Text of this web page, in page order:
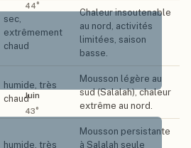
44°
Juin
43°
sec,
extrêmement
chaud
Chaleur insoutenable
au nord, activités
limitées, saison
basse.
humide, très
chaud
Mousson légère au
sud (Salalah), chaleur
extrême au nord.
humide, très
Mousson persistante
à Salalah seule